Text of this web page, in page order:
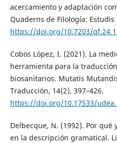
acercamiento y adaptación
Quaderns de Filología: Estudis
https://doi.org/10.7203/
Cobos López, I. (2021). La
herramienta para la
biosanitarios. Mutatis
Traducción, 14(2), 397–426.
https://doi.org/10.17533/
Delbecque, N. (1992). Por
en la descripción gramatical.